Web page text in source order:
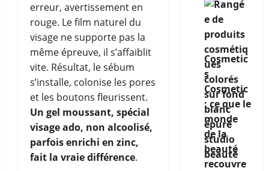
erreur, avertissement en
rouge. Le film naturel du
visage ne supporte pas la
même épreuve, il s’affaiblit
vite. Résultat, le sébum
s’installe, colonise les pores
et les boutons fleurissent.
Un gel moussant, spécial
visage ado, non alcoolisé,
parfois enrichi en zinc,
fait la vraie différence.
Cosmetic
s
Cosmetic
: ce que le
monde
de la
beauté
recouvre